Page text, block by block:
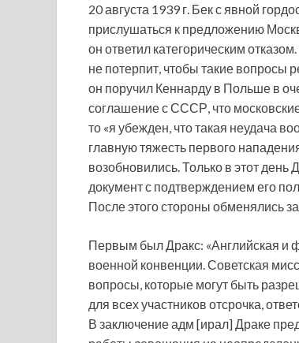
20 августа 1939 г. Бек с явной
прислушаться к предложению
он ответил категорическим
не потерпит, чтобы такие вопросы
он поручил Кеннарду в Польше в
соглашение с СССР, что
то «я убежден, что такая неудача
главную тяжесть первого
возобновились. Только в этот
документ с подтверждением его
После этого стороны обменялись
Первым был Дракс: «Английская и
военной конвенции. Советская
вопросы, которые могут быть
для всех участников отсрочка,
В заключение адм [ирал] Драке